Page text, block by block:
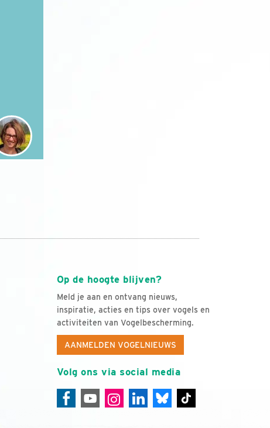
Op de hoogte blijven?
Meld je aan en ontvang nieuws,
inspiratie, acties en tips over vogels en
activiteiten van Vogelbescherming.
AANMELDEN VOGELNIEUWS
Volg ons via social media